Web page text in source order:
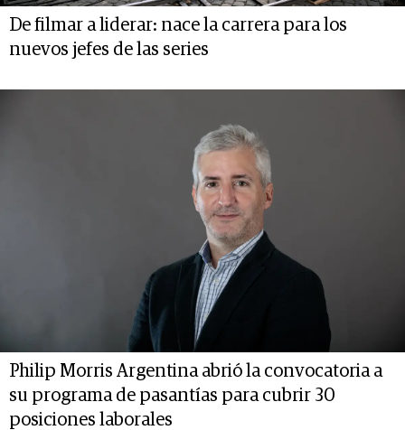
De filmar a liderar: nace la carrera para los
nuevos jefes de las series
Philip Morris Argentina abrió la convocatoria a
su programa de pasantías para cubrir 30
posiciones laborales